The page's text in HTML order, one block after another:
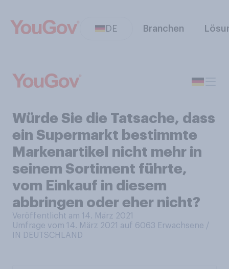
DE Branchen
Würde Sie die Tatsache, dass
ein Supermarkt bestimmte
Markenartikel nicht mehr in
seinem Sortiment führte,
vom Einkauf in diesem
abbringen oder eher nicht?
Veröffentlicht am 14. März 2021
Umfrage vom 14. März 2021 auf 6063 Erwachsene /
IN DEUTSCHLAND